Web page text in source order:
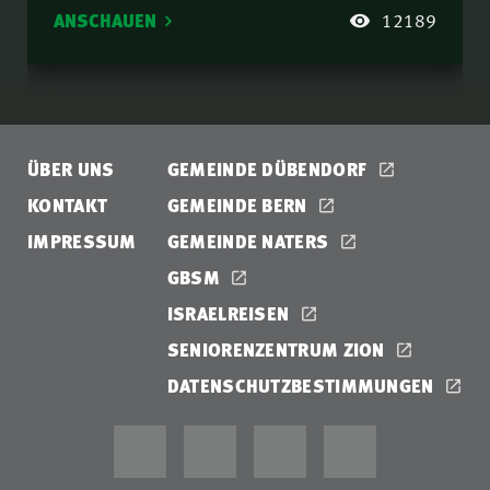
ANSCHAUEN 12189
ÜBER UNS
KONTAKT
IMPRESSUM
GEMEINDE DÜBENDORF
GEMEINDE BERN
GEMEINDE NATERS
GBSM
ISRAELREISEN
SENIORENZENTRUM ZION
DATENSCHUTZBESTIMMUNGEN